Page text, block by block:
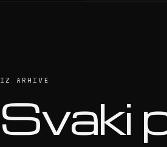
IZ ARHIVE
Svaki